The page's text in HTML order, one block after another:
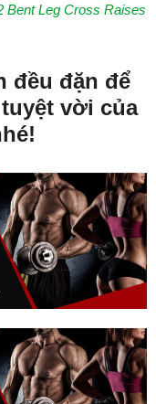
Bent Leg Cross Raises
đều đặn để
vời của